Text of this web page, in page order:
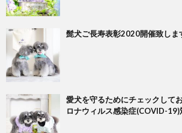
髭犬ご長寿表彰2020開催致しま
愛犬を守るためにチェックして
ロナウィルス感染症(COVID-19)